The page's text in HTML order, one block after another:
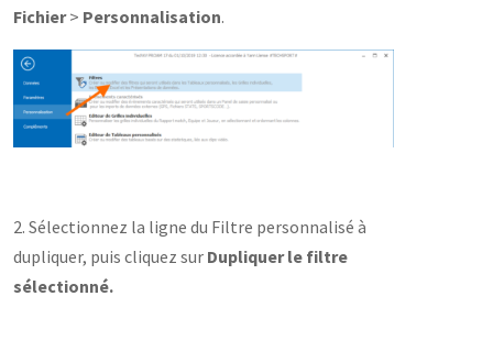
Fichier> Personnalisation.
2. Sélectionnez la ligne du Filtre personnalisé à
dupliquer, puis cliquez sur Dupliquer le filtre
sélectionné.